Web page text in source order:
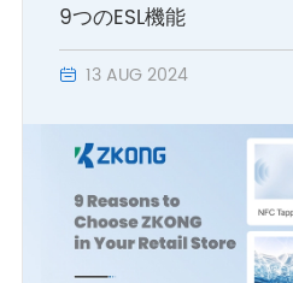
9つのESL機能
 13 AUG 2024